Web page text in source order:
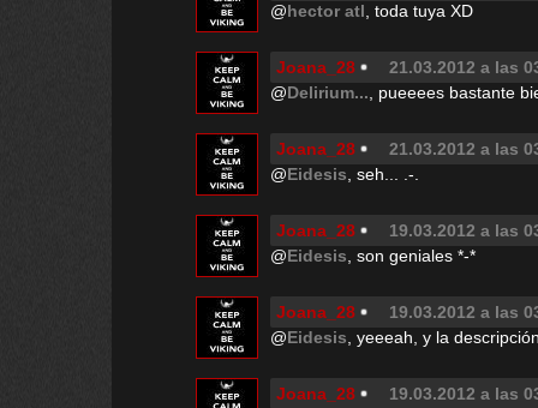
@hector atl , toda tuya XD
Joana_28
21.03.2012 a las
@Delirium... , pueeees bastante
Joana_28
21.03.2012 a las
@Eidesis , seh... .-.
Joana_28
19.03.2012 a las
@Eidesis , son geniales *-*
Joana_28
19.03.2012 a las
@Eidesis , yeeeah, y la
Joana_28
19.03.2012 a las